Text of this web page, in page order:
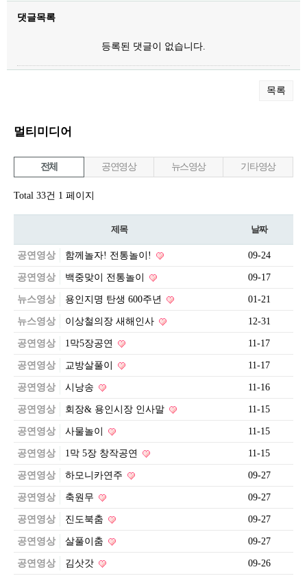
댓글목록
등록된 댓글이 없습니다.
목록
멀티미디어
전체 공연영상 뉴스영상 기타영상
Total 33건 1 페이지
제목 날짜
공연영상 함께놀자! 전통놀이! 09-24
공연영상 백중맞이 전통놀이 09-17
뉴스영상 용인지명 탄생 600주년 01-21
뉴스영상 이상철의장 새해인사 12-31
공연영상 1막5장공연 11-17
공연영상 교방살풀이 11-17
공연영상 시낭송 11-16
공연영상 회장& 용인시장 인사말 11-15
공연영상 사물놀이 11-15
공연영상 1막 5장 창작공연 11-15
공연영상 하모니카연주 09-27
공연영상 축원무 09-27
공연영상 진도북춤 09-27
공연영상 살풀이춤 09-27
공연영상 김삿갓 09-26